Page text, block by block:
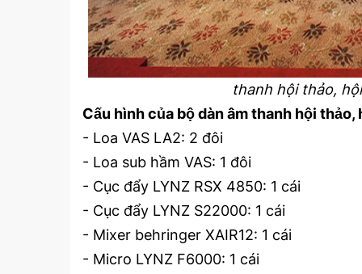
thanh hội thảo,
Cấu hình của bộ dàn âm thanh hội
- Loa VAS LA2: 2 đôi
- Loa sub hầm VAS: 1 đôi
- Cục đẩy LYNZ RSX 4850: 1 cái
- Cục đẩy LYNZ S22000: 1 cái
- Mixer behringer XAIR12: 1 cái
- Micro LYNZ F6000: 1 cái